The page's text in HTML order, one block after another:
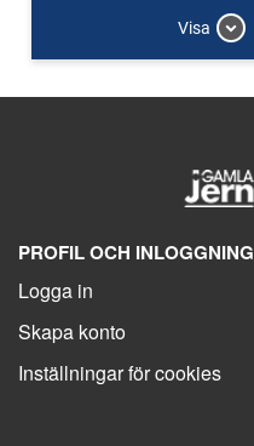
Visa
PROFIL OCH INLOGGNING
Logga in
Skapa konto
Inställningar för cookies